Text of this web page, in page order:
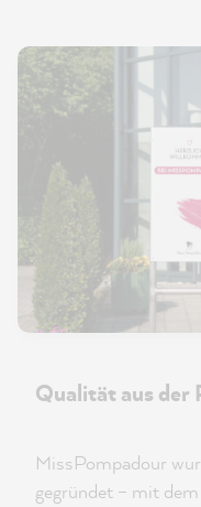
Qualität aus der
MissPompadour
gegründet – mit